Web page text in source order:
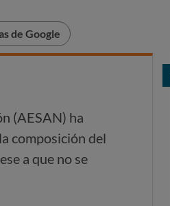
de Google
(AESAN) ha
composición del
a que no se